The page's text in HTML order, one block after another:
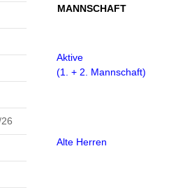
MANNSCHAFT
Aktive
(1. + 2. Mannschaft)
Alte Herren